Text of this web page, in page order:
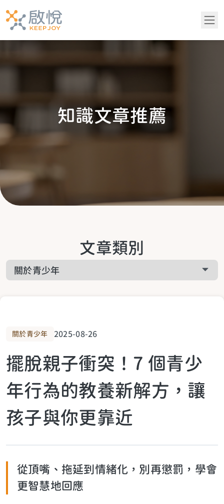
青少年專區
知識文章推薦
生活提案
關於青少年
關於課程相關
知識文章推薦
文章類別
關於青少年 2025-08-26
擺脫親子衝突！7 個青少
年行為的教養新解方，讓
孩子與你更靠近
從頂嘴、拖延到情緒化，別再懲罰，學會
更智慧地回應